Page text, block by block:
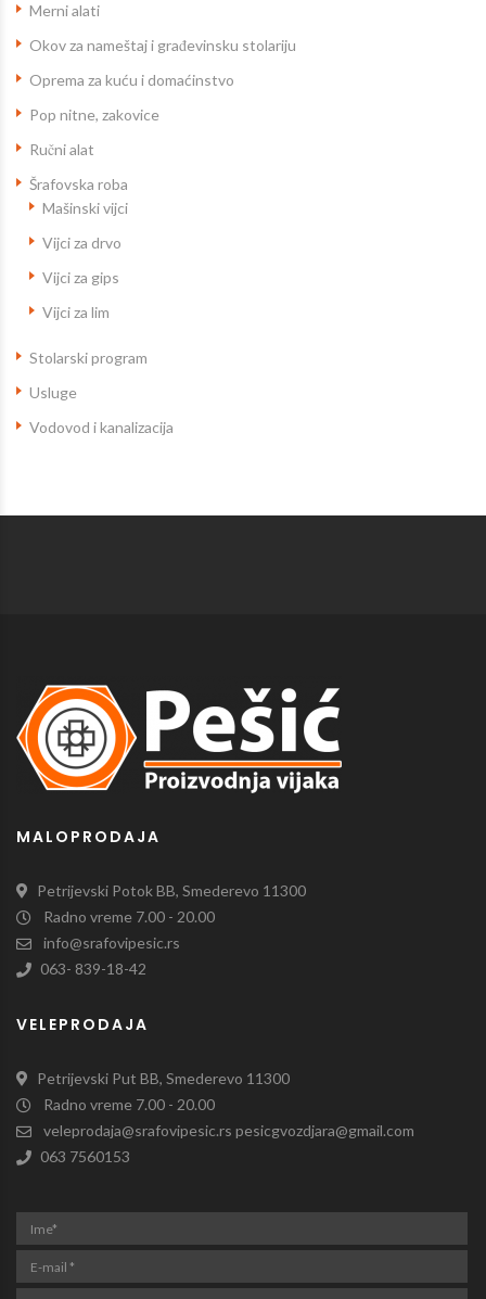
Merni alati
Okov za nameštaj i građevinsku stolariju
Oprema za kuću i domaćinstvo
Pop nitne, zakovice
Ručni alat
Šrafovska roba
Mašinski vijci
Vijci za drvo
Vijci za gips
Vijci za lim
Stolarski program
Usluge
Vodovod i kanalizacija
MALOPRODAJA
Petrijevski Potok BB, Smederevo 11300
Radno vreme 7.00 - 20.00
info@srafovipesic.rs
063- 839-18-42
VELEPRODAJA
Petrijevski Put BB, Smederevo 11300
Radno vreme 7.00 - 20.00
veleprodaja@srafovipesic.rs pesicgvozdjara@gmail.com
063 7560153